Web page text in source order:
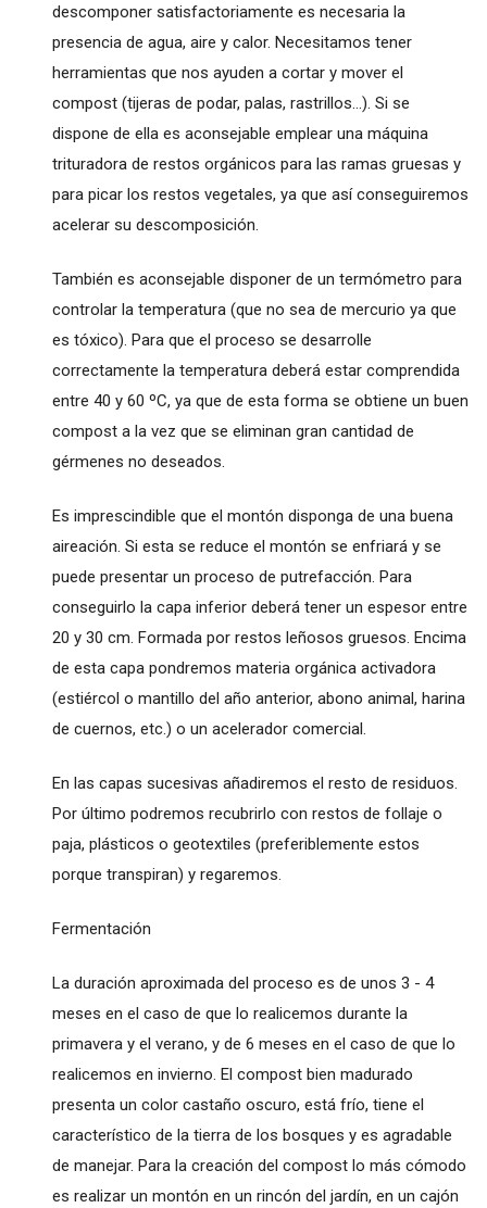
descomponer satisfactoriamente es necesaria la
presencia de agua, aire y calor. Necesitamos tener
herramientas que nos ayuden a cortar y mover el
compost (tijeras de podar, palas, rastrillos...). Si se
dispone de ella es aconsejable emplear una máquina
trituradora de restos orgánicos para las ramas gruesas y
para picar los restos vegetales, ya que así conseguiremos
acelerar su descomposición.
También es aconsejable disponer de un termómetro para
controlar la temperatura (que no sea de mercurio ya que
es tóxico). Para que el proceso se desarrolle
correctamente la temperatura deberá estar comprendida
entre 40 y 60 ºC, ya que de esta forma se obtiene un buen
compost a la vez que se eliminan gran cantidad de
gérmenes no deseados.
Es imprescindible que el montón disponga de una buena
aireación. Si esta se reduce el montón se enfriará y se
puede presentar un proceso de putrefacción. Para
conseguirlo la capa inferior deberá tener un espesor entre
20 y 30 cm. Formada por restos leñosos gruesos. Encima
de esta capa pondremos materia orgánica activadora
(estiércol o mantillo del año anterior, abono animal, harina
de cuernos, etc.) o un acelerador comercial.
En las capas sucesivas añadiremos el resto de residuos.
Por último podremos recubrirlo con restos de follaje o
paja, plásticos o geotextiles (preferiblemente estos
porque transpiran) y regaremos.
Fermentación
La duración aproximada del proceso es de unos 3 - 4
meses en el caso de que lo realicemos durante la
primavera y el verano, y de 6 meses en el caso de que lo
realicemos en invierno. El compost bien madurado
presenta un color castaño oscuro, está frío, tiene el
característico de la tierra de los bosques y es agradable
de manejar. Para la creación del compost lo más cómodo
es realizar un montón en un rincón del jardín, en un cajón